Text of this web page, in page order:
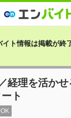
ト情報は掲載が終
経理を活か
ト